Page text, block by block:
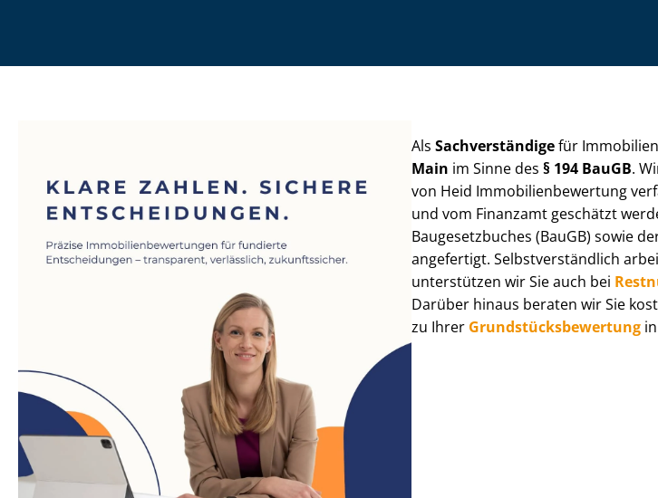
AlsSachverständigefür
Main im Sinne des§ 194 BauGB.
von Heid Im­mo­bi­li­en­be­wer­tung
und vom Finanzamt geschätzt
Baugesetzbuches (BauGB) sowie
angefertigt. Selbst­ver­ständ­lich
unterstützen wir Sie auch bei
Darüber hinaus beraten wir Sie
zu Ihrer Grund­stücks­be­wer­tung